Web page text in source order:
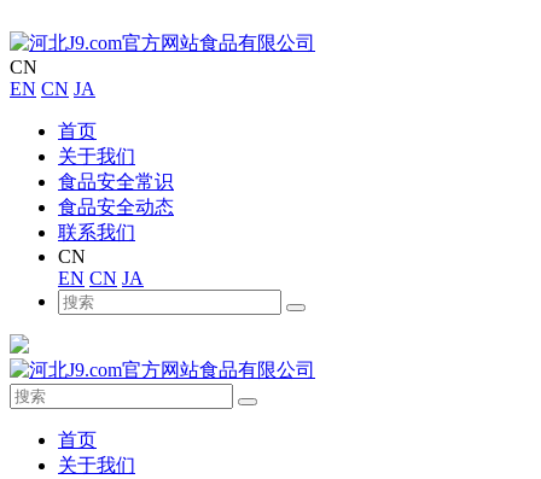
CN
EN CN JA
首页
关于我们
食品安全常识
食品安全动态
联系我们
CN
EN CN JA
首页
关于我们